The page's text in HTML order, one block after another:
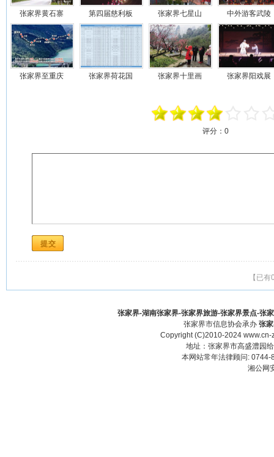
张家界黄石寨 第四届慈利板 张家界七星山 中外游客武陵
张家界至重庆 张家界荷花国 张家界十里画 张家界阳戏展
评分： 0
【已
张家界-湖南张家界-张家界旅游-张家界景点-张
张家界市信息协会承办 张
Copyright (C)2010-2024
地址：张家界市高盛澧园
本网站常年法律顾问:
湘公网